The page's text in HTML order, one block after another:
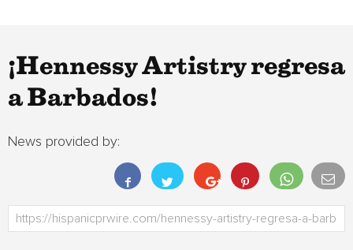
¡Hennessy Artistry regresa
a Barbados!
News provided by: